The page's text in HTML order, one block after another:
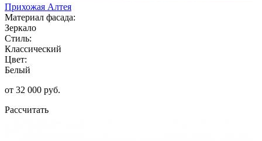
Прихожая Алтея
Материал фасада:
Зеркало
Стиль:
Классический
Цвет:
Белый
от 32 000 руб.
Рассчитать